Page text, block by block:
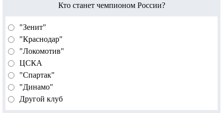
Кто станет чемпионом России?
"Зенит"
"Краснодар"
"Локомотив"
ЦСКА
"Спартак"
"Динамо"
Другой клуб